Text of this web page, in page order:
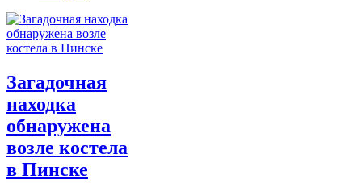
Загадочная
находка
обнаружена
возле костела
в Пинске